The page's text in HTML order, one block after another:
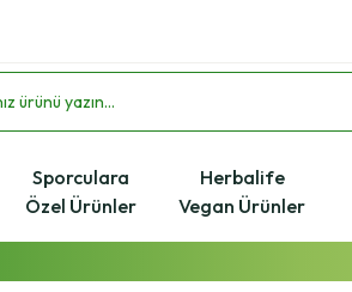
Sporculara
Özel Ürünler
Herbalife
Vegan Ürünler
Alışverişlerde Kargo Bedava!